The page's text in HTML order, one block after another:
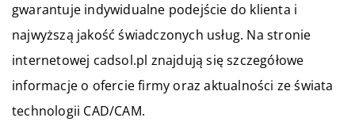
gwarantuje indywidualne podejście do klienta i
najwyższą jakość świadczonych usług. Na stronie
internetowej cadsol.pl znajdują się szczegółowe
informacje o ofercie firmy oraz aktualności ze świata
technologii CAD/CAM.